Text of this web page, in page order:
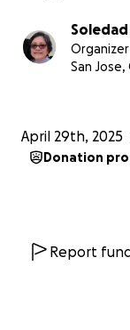
Organizer
San Jose,
April 29th, 2025
Donation
Report